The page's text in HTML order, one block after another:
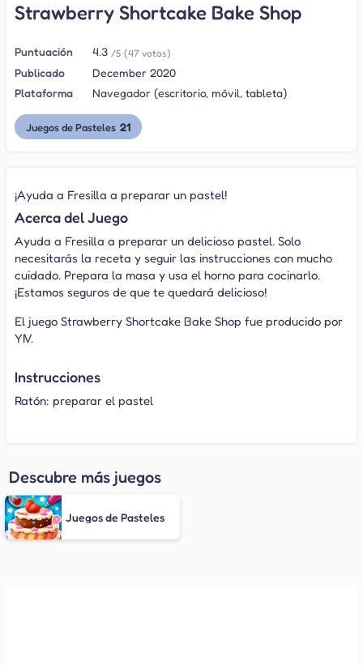
Strawberry Shortcake Bake Shop
Puntuación 4.3 /5 (47 votos)
Publicado
December 2020
Plataforma
Navegador (escritorio, móvil, tableta)
Juegos de Pasteles 21
¡Ayuda a Fresilla a preparar un pastel!
Acerca del Juego
Ayuda a Fresilla a preparar un delicioso pastel. Solo
necesitarás la receta y seguir las instrucciones con mucho
cuidado. Prepara la masa y usa el horno para cocinarlo.
¡Estamos seguros de que te quedará delicioso!
El juego Strawberry Shortcake Bake Shop fue producido por
YIV.
Instrucciones
Ratón: preparar el pastel
Descubre más juegos
Juegos de Pasteles